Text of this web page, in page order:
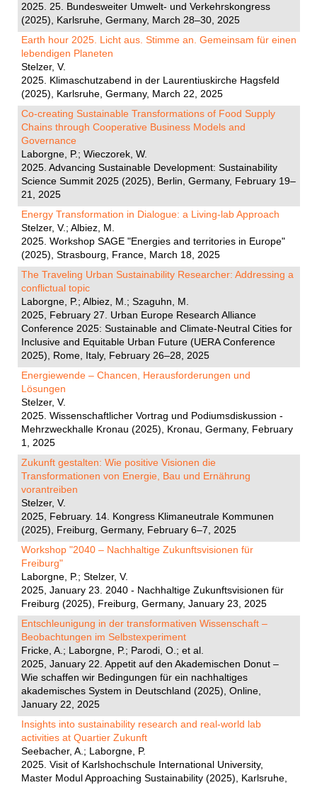
2025. 25. Bundesweiter Umwelt- und Verkehrskongress
(2025), Karlsruhe, Germany, March 28–30, 2025
Earth hour 2025. Licht aus. Stimme an. Gemeinsam für einen
lebendigen Planeten
Stelzer, V.
2025. Klimaschutzabend in der Laurentiuskirche Hagsfeld
(2025), Karlsruhe, Germany, March 22, 2025
Co-creating Sustainable Transformations of Food Supply
Chains through Cooperative Business Models and
Governance
Laborgne, P.; Wieczorek, W.
2025. Advancing Sustainable Development: Sustainability
Science Summit 2025 (2025), Berlin, Germany, February 19–
21, 2025
Energy Transformation in Dialogue: a Living-lab Approach
Stelzer, V.; Albiez, M.
2025. Workshop SAGE "Energies and territories in Europe"
(2025), Strasbourg, France, March 18, 2025
The Traveling Urban Sustainability Researcher: Addressing a
conflictual topic
Laborgne, P.; Albiez, M.; Szaguhn, M.
2025, February 27. Urban Europe Research Alliance
Conference 2025: Sustainable and Climate-Neutral Cities for
Inclusive and Equitable Urban Future (UERA Conference
2025), Rome, Italy, February 26–28, 2025
Energiewende – Chancen, Herausforderungen und
Lösungen
Stelzer, V.
2025. Wissenschaftlicher Vortrag und Podiumsdiskussion -
Mehrzweckhalle Kronau (2025), Kronau, Germany, February
1, 2025
Zukunft gestalten: Wie positive Visionen die
Transformationen von Energie, Bau und Ernährung
vorantreiben
Stelzer, V.
2025, February. 14. Kongress Klimaneutrale Kommunen
(2025), Freiburg, Germany, February 6–7, 2025
Workshop "2040 – Nachhaltige Zukunftsvisionen für
Freiburg"
Laborgne, P.; Stelzer, V.
2025, January 23. 2040 - Nachhaltige Zukunftsvisionen für
Freiburg (2025), Freiburg, Germany, January 23, 2025
Entschleunigung in der transformativen Wissenschaft –
Beobachtungen im Selbstexperiment
Fricke, A.; Laborgne, P.; Parodi, O.; et al.
2025, January 22. Appetit auf den Akademischen Donut –
Wie schaffen wir Bedingungen für ein nachhaltiges
akademisches System in Deutschland (2025), Online,
January 22, 2025
Insights into sustainability research and real-world lab
activities at Quartier Zukunft
Seebacher, A.; Laborgne, P.
2025. Visit of Karlshochschule International University,
Master Modul Approaching Sustainability (2025), Karlsruhe,